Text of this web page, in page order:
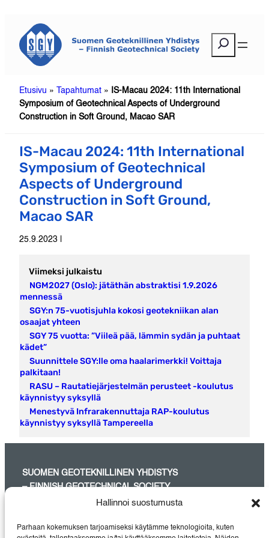
Hallinnoi suostumusta
Parhaan kokemuksen tarjoamiseksi käytämme teknologioita, kuten
sisältöön
Etusivu » Tapahtumat »
IS-Macau 2024: 11th International
Symposium of Geotechnical Aspects of Underground
Construction in Soft Ground, Macao SAR
IS-Macau 2024: 11th International
Symposium of Geotechnical
Aspects of Underground
Construction in Soft Ground,
Macao SAR
25.9.2023 |
Viimeksi julkaistu
NGM2027 (Oslo): jätäthän abstraktisi 1.9.2026
mennessä
SGY:n 75-vuotisjuhla kokosi geotekniikan alan
osaajat yhteen
SGY 75 vuotta: ”Viileä pää, lämmin sydän ja puhtaat
kädet”
Suunnittele SGY:lle oma haalarimerkki! Voittaja
palkitaan!
RASU – Rautatiejärjestelmän perusteet -koulutus
käynnistyy syksyllä
Menestyvä Infrarakennuttaja RAP-koulutus
käynnistyy syksyllä Tampereella
SUOMEN GEOTEKNILLINEN YHDISTYS
– FINNISH GEOTECHNICAL SOCIETY
laite- ja